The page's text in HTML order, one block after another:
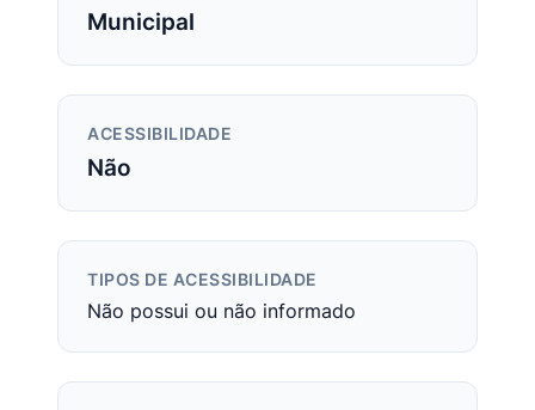
Municipal
ACESSIBILIDADE
Não
TIPOS DE ACESSIBILIDADE
Não possui ou não informado